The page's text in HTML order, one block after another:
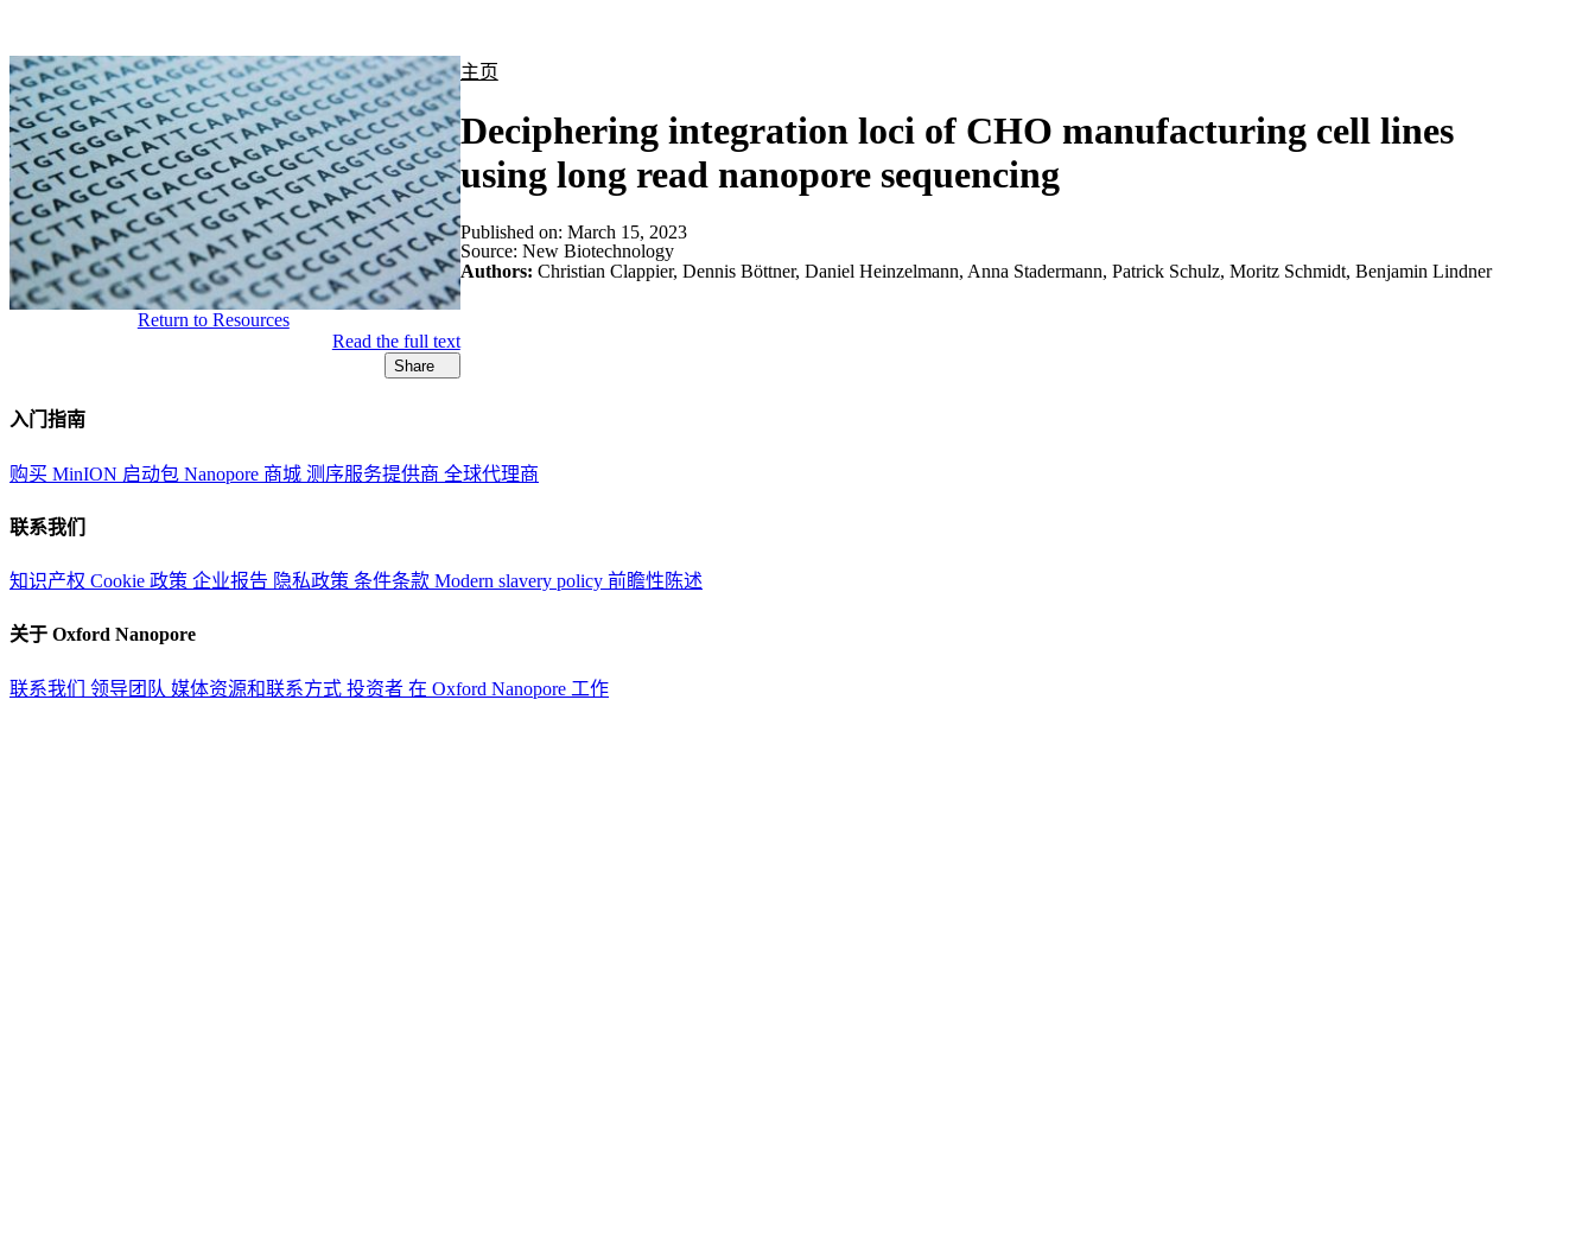
主页
Deciphering integration loci of CHO manufacturing cell lines
using long read nanopore sequencing
Return to Resources
Read the full text
Share
Published on: March 15, 2023
Source: New Biotechnology
Authors: Christian Clappier, Dennis Böttner, Daniel Heinzelmann, Anna Stadermann, Patrick Schulz, Moritz Schmidt, Benjamin Lindner
入门指南
购买 MinION 启动包 Nanopore 商城 测序服务提供商 全球代理商
联系我们
知识产权 Cookie 政策 企业报告 隐私政策 条件条款 Modern slavery policy 前瞻性陈述
关于 Oxford Nanopore
联系我们 领导团队 媒体资源和联系方式 投资者 在 Oxford Nanopore 工作